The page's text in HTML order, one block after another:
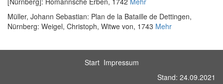
Müller, Johann Sebastian: Plan de la Bataille de Dettingen,
Nürnberg: Weigel, Christoph, Witwe von, 1743 Mehr
Start Impressum
Stand: 24.09.2021